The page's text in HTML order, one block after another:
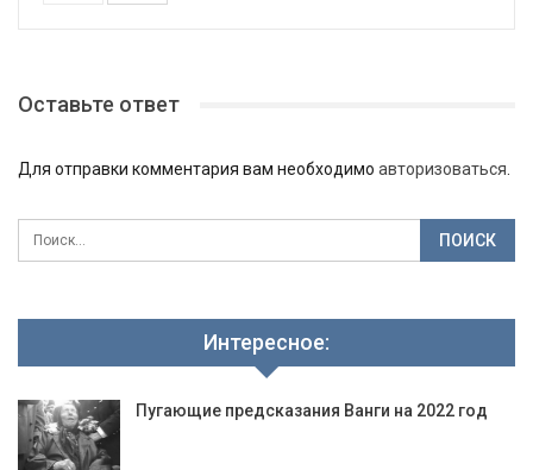
Оставьте ответ
Для отправки комментария вам необходимо авторизоваться.
Интересное:
Пугающие предсказания Ванги на 2022 год